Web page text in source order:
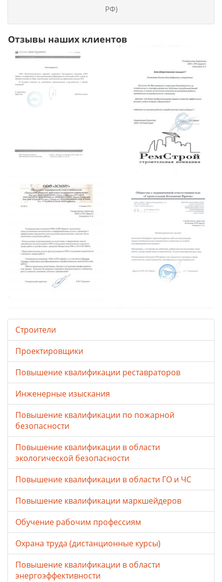
РФ)
Отзывы наших клиентов
Строители
Проектировщики
Повышение квалификации реставраторов
Инженерные изыскания
Повышение квалификации по пожарной
безопасности
Повышение квалификации в области
экологической безопасности
Повышение квалификации в области ГО и ЧС
Повышение квалификации маркшейдеров
Обучение рабочим профессиям
Охрана труда (дистанционные курсы)
Повышение квалификации в области
энергоэффективности